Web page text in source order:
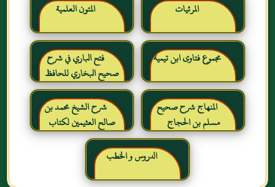
المرئيات المتون العلمية
مجموع فتاوى ابن تيمية
فتح الباري في شرح
صحيح البخاري للحافظ
ابن حجر العسقلاني
المنهاج شرح صحيح
مسلم بن الحجاج
شرح الشيخ محمد بن
صالح العثيمين لكتاب
رياض الصالحين للإمام
النووي رحمهم الله تعالىالدروس و الخطب